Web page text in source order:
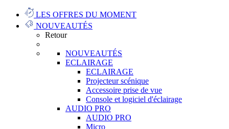
LES OFFRES DU MOMENT
NOUVEAUTÉS
Retour
NOUVEAUTÉS
ECLAIRAGE
ECLAIRAGE
Projecteur scénique
Accessoire prise de vue
Console et logiciel d'éclairage
AUDIO PRO
AUDIO PRO
Micro